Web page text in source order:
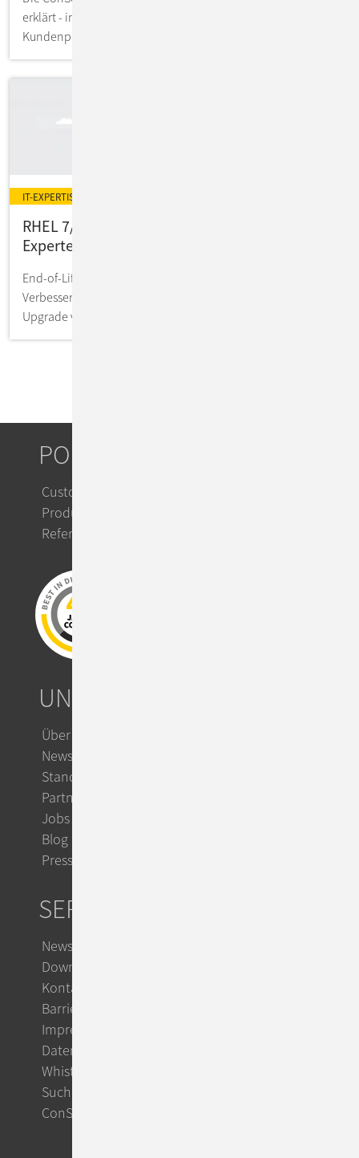
erklärt - inklusive Infos aus erfolgreichen
Kundenprojekten.
IT-EXPERTISE
RHEL 7/8 auf RHEL 9: Migration mit
Expertenbegleitung
End-of-Life als Chance zur Transformation und
Verbesserung Ihrer Unternehmenssysteme: So gelingt das
Upgrade von RHEL 7 + 8 nahtlos.
PORTFOLIO
Custom IT Solutions
Product Solutions
Referenzen
UNTERNEHMEN
Über ConSol
News & Events
Standorte
Partner
Jobs
Blog
Presse
SERVICE
Newsletter
Downloads
Kontakt
Barrierefreiheit
Impressum
Datenschutz
Whistleblowing
Suche
ConSol CM Support